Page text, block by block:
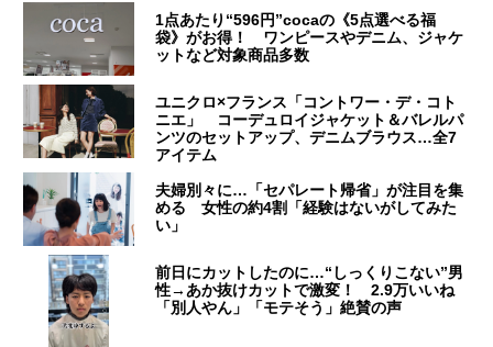
1点あたり“596円”cocaの《5点選べる福
袋》がお得！ ワンピースやデニム、ジャケ
ットなど対象商品多数
ユニクロ×フランス「コントワー・デ・コト
ニエ」 コーデュロイジャケット＆バレルパ
ンツのセットアップ、デニムブラウス…全7
アイテム
夫婦別々に…「セパレート帰省」が注目を集
める 女性の約4割「経験はないがしてみた
い」
前日にカットしたのに…“しっくりこない”男
性→あか抜けカットで激変！ 2.9万いいね
「別人やん」「モテそう」絶賛の声